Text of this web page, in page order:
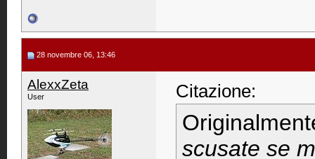
28 novembre 06, 13:46
AlexxZeta
User Citazione:
scusate se